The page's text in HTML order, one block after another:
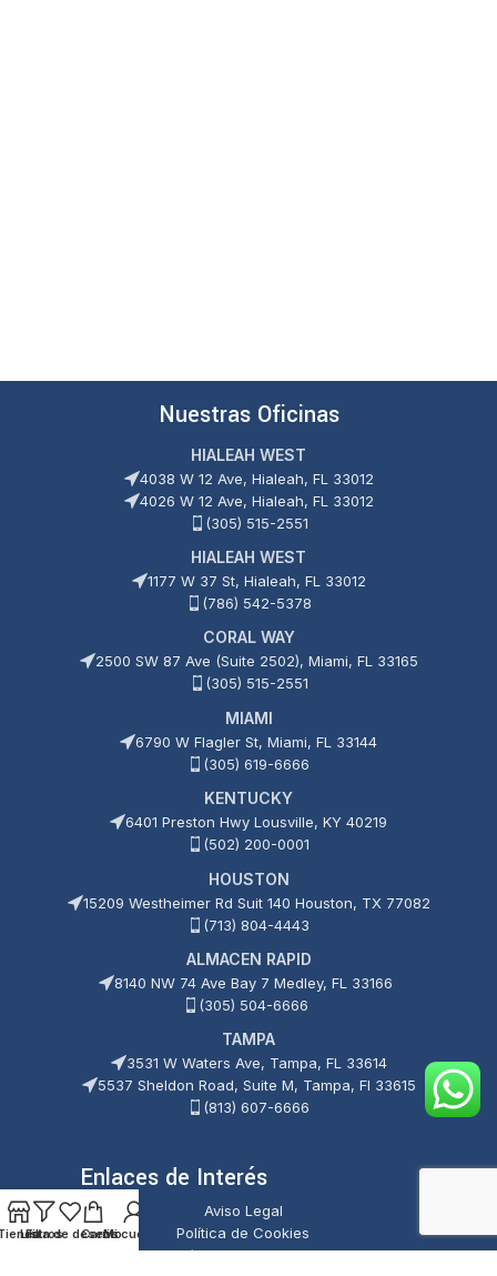
Nuestras Oficinas
HIALEAH WEST
4038 W 12 Ave, Hialeah, FL 33012
4026 W 12 Ave, Hialeah, FL 33012
(305) 515-2551
HIALEAH WEST
1177 W 37 St, Hialeah, FL 33012
(786) 542-5378
CORAL WAY
2500 SW 87 Ave (Suite 2502), Miami, FL 33165
(305) 515-2551
MIAMI
6790 W Flagler St, Miami, FL 33144
(305) 619-6666
KENTUCKY
6401 Preston Hwy Lousville, KY 40219
(502) 200-0001
HOUSTON
15209 Westheimer Rd Suit 140 Houston, TX 77082
(713) 804-4443
ALMACEN RAPID
8140 NW 74 Ave Bay 7 Medley, FL 33166
(305) 504-6666
TAMPA
3531 W Waters Ave, Tampa, FL 33614
5537 Sheldon Road, Suite M, Tampa, Fl 33615
(813) 607-6666
Enlaces de Interés
Aviso Legal
Política de Cookies
Política de Privacidad
Filtros
Lista de deseos
CarritoMi cuenta